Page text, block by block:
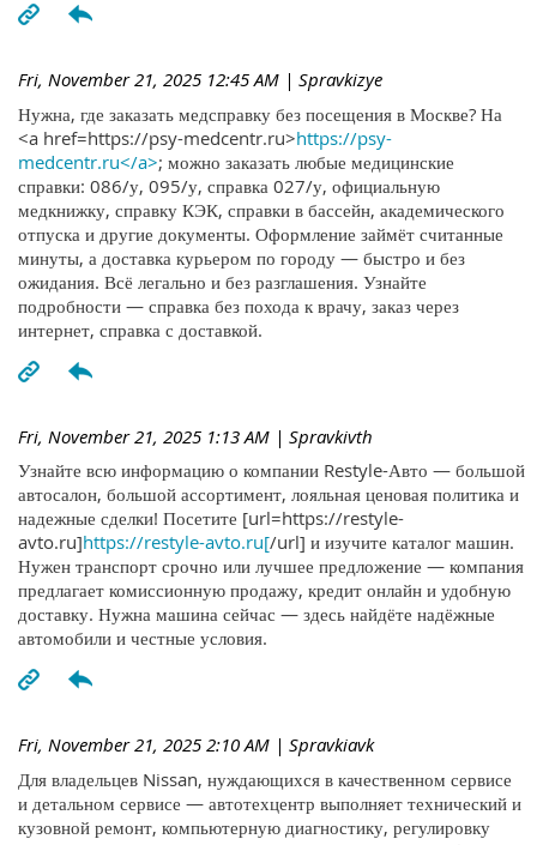
Fri, November 21, 2025 12:45 AM | Spravkizye
Нужна, где заказать медсправку без посещения в Москве? На
<a href=https://psy-medcentr.ru>https://psy-
medcentr.ru</a>; можно заказать любые медицинские
справки: 086/у, 095/у, справка 027/у, официальную
медкнижку, справку КЭК, справки в бассейн, академического
отпуска и другие документы. Оформление займёт считанные
минуты, а доставка курьером по городу — быстро и без
ожидания. Всё легально и без разглашения. Узнайте
подробности — справка без похода к врачу, заказ через
интернет, справка с доставкой.
Fri, November 21, 2025 1:13 AM | Spravkivth
Узнайте всю информацию о компании Restyle-Авто — большой
автосалон, большой ассортимент, лояльная ценовая политика и
надежные сделки! Посетите [url=https://restyle-
avto.ru]https://restyle-avto.ru[/url] и изучите каталог машин.
Нужен транспорт срочно или лучшее предложение — компания
предлагает комиссионную продажу, кредит онлайн и удобную
доставку. Нужна машина сейчас — здесь найдёте надёжные
автомобили и честные условия.
Fri, November 21, 2025 2:10 AM | Spravkiavk
Для владельцев Nissan, нуждающихся в качественном сервисе
и детальном сервисе — автотехцентр выполняет технический и
кузовной ремонт, компьютерную диагностику, регулировку